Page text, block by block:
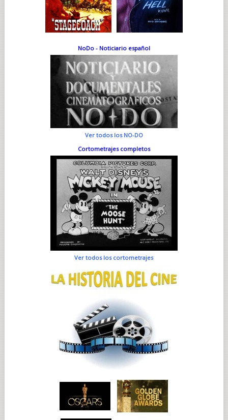
NoDo - Noticiario español
Ver todos los NO-DO
Cortometrajes completos
Ver todos los cortometrajes